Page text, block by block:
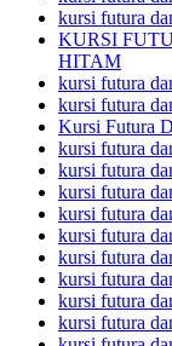
kursi futura
KURSI
HITAM
kursi futura
kursi futura
Kursi Futura
kursi futura
kursi futura
kursi futura
kursi futura
kursi futura
kursi futura
kursi futura
kursi futura
kursi futura